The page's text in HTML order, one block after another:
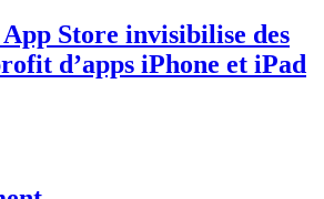
Store invisibilise des
d’apps iPhone et iPad